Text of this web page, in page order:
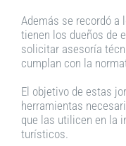
Además se recordó a
tienen los dueños de
solicitar asesoría
cumplan con la
El objetivo de estas
herramientas
que las utilicen en la
turísticos.